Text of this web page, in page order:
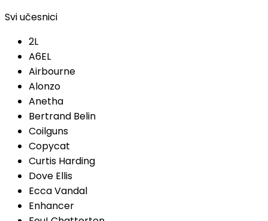
Svi učesnici
2L
A6EL
Airbourne
Alonzo
Anetha
Bertrand Belin
Coilguns
Copycat
Curtis Harding
Dove Ellis
Ecca Vandal
Enhancer